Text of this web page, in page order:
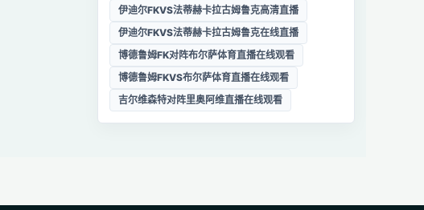
伊迪尔FKVS法蒂赫卡拉古姆鲁克高清直播
伊迪尔FKVS法蒂赫卡拉古姆鲁克在线直播
博德鲁姆FK对阵布尔萨体育直播在线观看
博德鲁姆FKVS布尔萨体育直播在线观看
吉尔维森特对阵里奥阿维直播在线观看